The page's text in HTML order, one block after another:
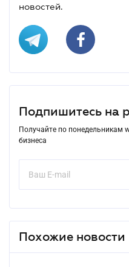
новостей.
Подпишитесь на
Получайте по понедельникам
бизнеса
Похожие новости